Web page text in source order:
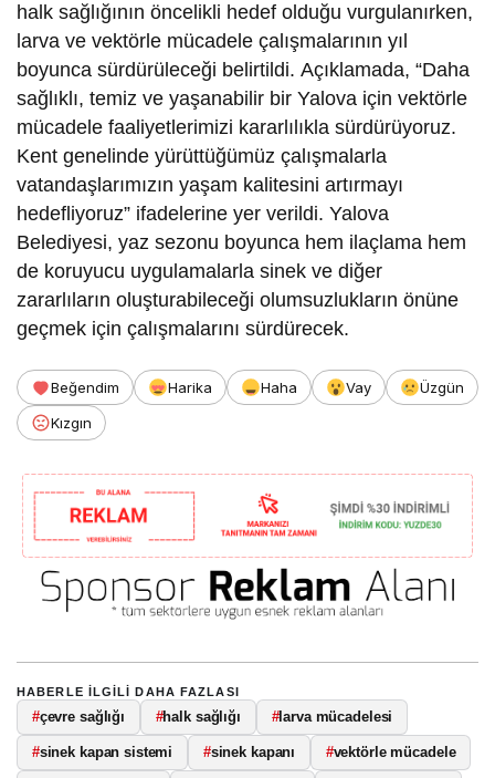
halk sağlığının öncelikli hedef olduğu vurgulanırken,
larva ve vektörle mücadele çalışmalarının yıl
boyunca sürdürüleceği belirtildi. Açıklamada, “Daha
sağlıklı, temiz ve yaşanabilir bir Yalova için vektörle
mücadele faaliyetlerimizi kararlılıkla sürdürüyoruz.
Kent genelinde yürüttüğümüz çalışmalarla
vatandaşlarımızın yaşam kalitesini artırmayı
hedefliyoruz” ifadelerine yer verildi. Yalova
Belediyesi, yaz sezonu boyunca hem ilaçlama hem
de koruyucu uygulamalarla sinek ve diğer
zararlıların oluşturabileceği olumsuzlukların önüne
geçmek için çalışmalarını sürdürecek.
Beğendim Harika Haha Vay
Üzgün
Kızgın
HABERLE ILGILI DAHA FAZLASI
#çevre sağlığı #halk sağlığı #larva mücadelesi
#sinek kapan sistemi #sinek kapanı #vektörle mücadele